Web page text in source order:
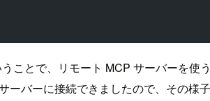
うことで、リモート MCP サーバーを使
バーに接続できましたので、その様子